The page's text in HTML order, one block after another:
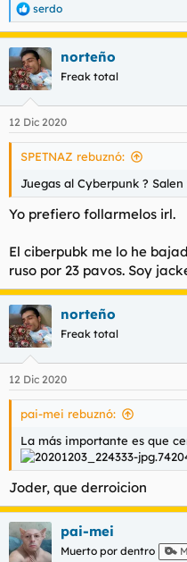
R
e
a
c
c
i
e
s
serdo
norteño
Freak total
12 Dic 2020
SPETNAZ rebuznó:
Juegas al Cyberpunk ? Salen
Yo prefiero follarmelos irl.
El ciberpubk me lo he
ruso por 23 pavos. Soy
norteño
Freak total
12 Dic 2020
pai-mei rebuznó:
La más importante es que
Joder, que derroicion
pai-mei
Muerto por dentro